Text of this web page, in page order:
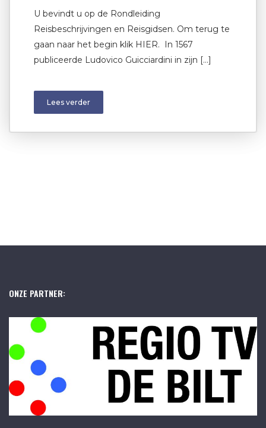
U bevindt u op de Rondleiding
Reisbeschrijvingen en Reisgidsen. Om terug te
gaan naar het begin klik HIER. In 1567
publiceerde Ludovico Guicciardini in zijn […]
Lees verder
ONZE PARTNER: